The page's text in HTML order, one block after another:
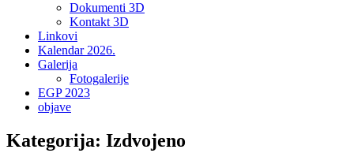
Dokumenti 3D
Kontakt 3D
Linkovi
Kalendar 2026.
Galerija
Fotogalerije
EGP 2023
objave
Kategorija: Izdvojeno